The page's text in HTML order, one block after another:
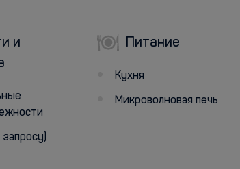
и
Питание
Кухня
Микроволновая печь